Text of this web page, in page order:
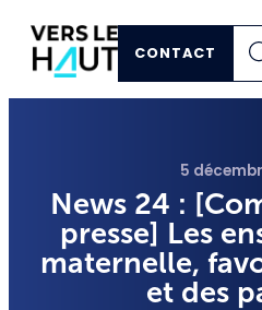
CONTACT
5
News 24 :
presse] Les
maternelle,
et des